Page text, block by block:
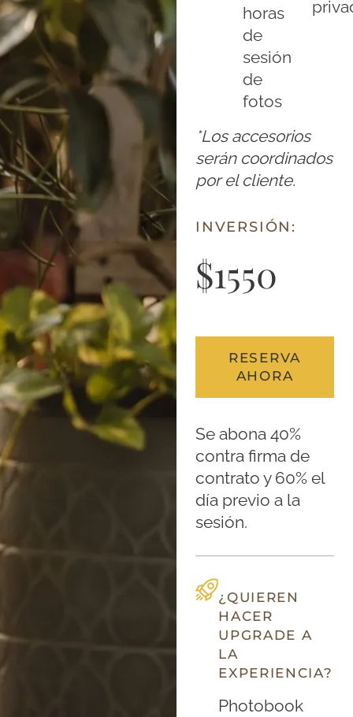
horas
de
sesión
de
fotos
*Los accesorios
serán coordinados
por el cliente.
INVERSIÓN:
$1550
RESERVA
AHORA
Se abona 40%
contra firma de
contrato y 60% el
día previo a la
sesión.
¿QUIEREN
HACER
UPGRADE A
LA
EXPERIENCIA?
Photobook